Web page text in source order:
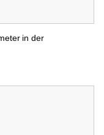
in der